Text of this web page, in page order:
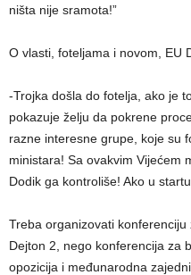
ništa nije sramota!”
O vlasti, foteljama i novom, EU
-Trojka došla do fotelja, ako je
pokazuje želju da pokrene
razne interesne grupe, koje su
ministara! Sa ovakvim Vijećem
Dodik ga kontroliše! Ako u
Treba organizovati
Dejton 2, nego konferencija za
opozicija i međunarodna